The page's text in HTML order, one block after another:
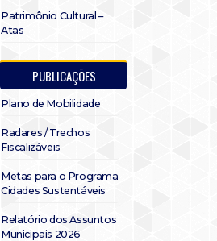
Patrimônio Cultural –
Atas
PUBLICAÇÕES
Plano de Mobilidade
Radares / Trechos
Fiscalizáveis
Metas para o Programa
Cidades Sustentáveis
Relatório dos Assuntos
Municipais 2026